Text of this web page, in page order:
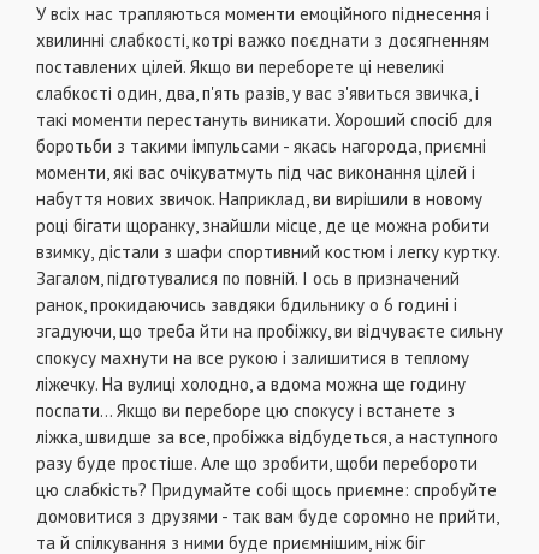
У всіх нас трапляються моменти емоційного піднесення і
хвилинні слабкості, котрі важко поєднати з досягненням
поставлених цілей. Якщо ви переборете ці невеликі
слабкості один, два, п'ять разів, у вас з'явиться звичка, і
такі моменти перестануть виникати. Хороший спосіб для
боротьби з такими імпульсами - якась нагорода, приємні
моменти, які вас очікуватмуть під час виконання цілей і
набуття нових звичок. Наприклад, ви вирішили в новому
році бігати щоранку, знайшли місце, де це можна робити
взимку, дістали з шафи спортивний костюм і легку куртку.
Загалом, підготувалися по повній. І ось в призначений
ранок, прокидаючись завдяки бдильнику о 6 годині і
згадуючи, що треба йти на пробіжку, ви відчуваєте сильну
спокусу махнути на все рукою і залишитися в теплому
ліжечку. На вулиці холодно, а вдома можна ще годину
поспати... Якщо ви переборе цю спокусу і встанете з
ліжка, швидше за все, пробіжка відбудеться, а наступного
разу буде простіше. Але що зробити, щоби перебороти
цю слабкість? Придумайте собі щось приємне: спробуйте
домовитися з друзями - так вам буде соромно не прийти,
та й спілкування з ними буде приємнішим, ніж біг